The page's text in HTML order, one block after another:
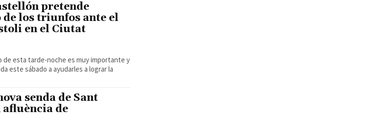
pretende
los triunfos ante el
en el Ciutat
de esta tarde-noche es muy importante y
este sábado a ayudarles a lograr la
senda de Sant
de